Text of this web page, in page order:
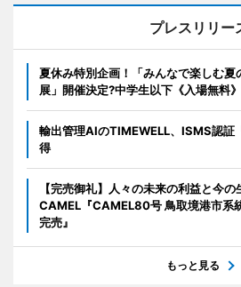
プレスリリー
夏休み特別企画！「みんなで楽しむ夏
展」開催決定?中学生以下《入場無料
輸出管理AIのTIMEWELL、ISMS認証
得
【完売御礼】人々の未来の利益と今
CAMEL『CAMEL80号 鳥取境港市系
完売』
もっと見る